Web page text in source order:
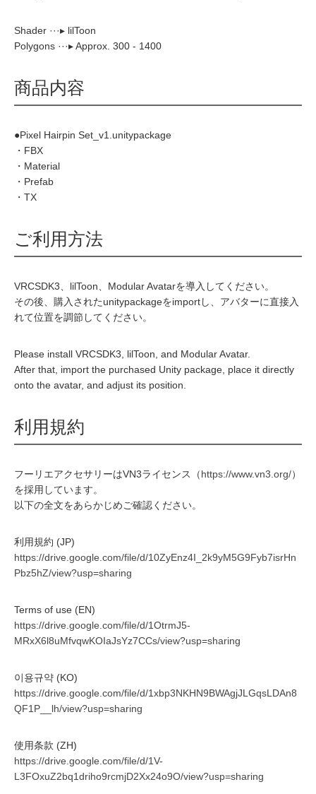
Shader ···▸ lilToon
Polygons ···▸ Approx. 300 - 1400
商品内容
●Pixel Hairpin Set_v1.unitypackage
・FBX
・Material
・Prefab
・TX
ご利用方法
VRCSDK3、lilToon、Modular Avatarを導入してください。
その後、購入されたunitypackageをimportし、アバターに直接入
れて位置を調節してください。
Please install VRCSDK3, lilToon, and Modular Avatar.
After that, import the purchased Unity package, place it directly
onto the avatar, and adjust its position.
利用規約
フーリエアクセサリーはVN3ライセンス（https://www.vn3.org/）
を採用しています。
以下の全文をあらかじめご確認ください。
利用規約 (JP)
https://drive.google.com/file/d/10ZyEnz4I_2k9yM5G9Fyb7isrHn
Pbz5hZ/view?usp=sharing
Terms of use (EN)
https://drive.google.com/file/d/1OtrmJ5-
MRxX6l8uMfvqwKOIaJsYz7CCs/view?usp=sharing
이용규약 (KO)
https://drive.google.com/file/d/1xbp3NKHN9BWAgjJLGqsLDAn8
QF1P__lh/view?usp=sharing
使用条款 (ZH)
https://drive.google.com/file/d/1V-
L3FOxuZ2bq1driho9rcmjD2Xx24o9O/view?usp=sharing